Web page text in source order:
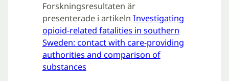
Forskningsresultaten är
presenterade i artikeln Investigating
opioid-related fatalities in southern
Sweden: contact with care-providing
authorities and comparison of
substances